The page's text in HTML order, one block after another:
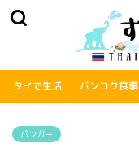
タイで生活 バンコク食事
パンガー